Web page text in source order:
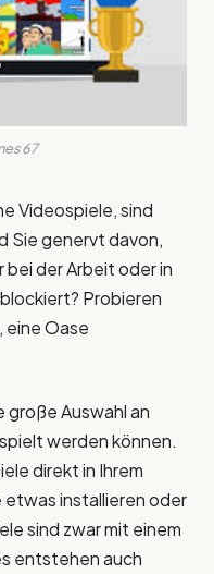
67
Videospiele, sind
Sie genervt davon,
der Arbeit oder in
Probieren
eine Oase
Auswahl an
werden können.
direkt in Ihrem
etwas installieren oder
sind zwar mit einem
entstehen auch